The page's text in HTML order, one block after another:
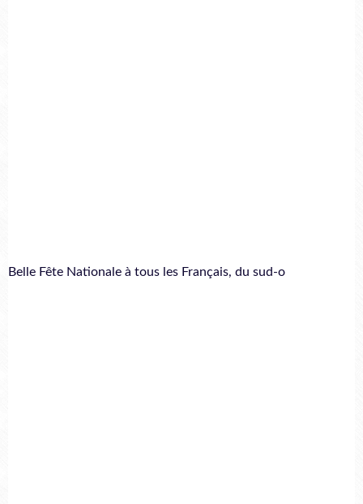
Belle Fête Nationale à tous les Français, du sud-o